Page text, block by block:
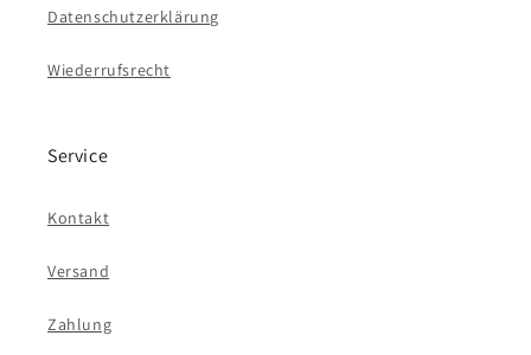
Datenschutzerklärung
Wiederrufsrecht
Service
Kontakt
Versand
Zahlung